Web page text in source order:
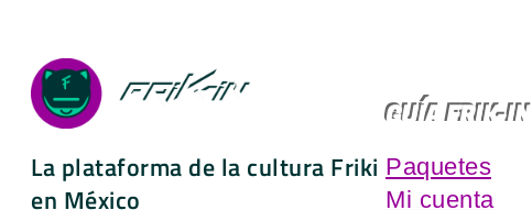
La plataforma de la cultura Friki
en México
GUÍA FRIK-IN
Paquetes
Mi cuenta